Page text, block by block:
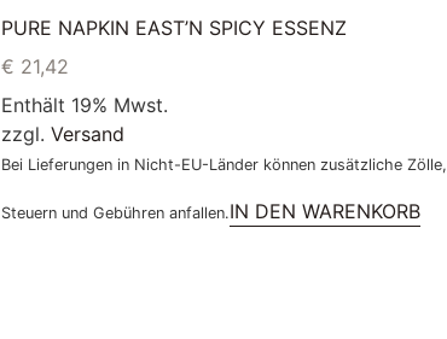
PURE NAPKIN EAST’N SPICY ESSENZ
€ 21,42
Enthält 19% Mwst.
zzgl. Versand
Bei Lieferungen in Nicht-EU-Länder können zusätzliche Zölle,
Steuern und Gebühren anfallen.IN DEN WARENKORB